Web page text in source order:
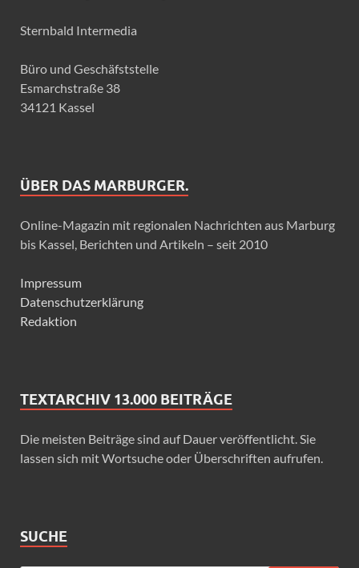
Sternbald Intermedia
Büro und Geschäfststelle
Esmarchstraße 38
34121 Kassel
ÜBER DAS MARBURGER.
Online-Magazin mit regionalen Nachrichten aus Marburg
bis Kassel, Berichten und Artikeln – seit 2010
Impressum
Datenschutzerklärung
Redaktion
TEXTARCHIV 13.000 BEITRÄGE
Die meisten Beiträge sind auf Dauer veröffentlicht. Sie
lassen sich mit Wortsuche oder Überschriften aufrufen.
SUCHE